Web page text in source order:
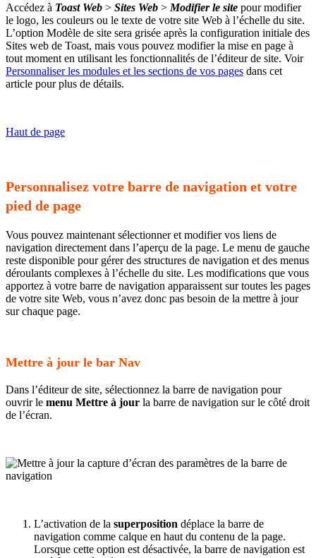
Accédez à Toast Web > Sites Web > Modifier le site pour modifier
le logo, les couleurs ou le texte de votre site Web à l’échelle du site.
L’option Modèle de site sera grisée après la configuration initiale des
Sites web de Toast, mais vous pouvez modifier la mise en page à
tout moment en utilisant les fonctionnalités de l’éditeur de site. Voir
Personnaliser les modules et les sections de vos pages dans cet
article pour plus de détails.
Haut de page
Personnalisez votre barre de navigation et votre
pied de page
Vous pouvez maintenant sélectionner et modifier vos liens de
navigation directement dans l’aperçu de la page. Le menu de gauche
reste disponible pour gérer des structures de navigation et des menus
déroulants complexes à l’échelle du site. Les modifications que vous
apportez à votre barre de navigation apparaissent sur toutes les pages
de votre site Web, vous n’avez donc pas besoin de la mettre à jour
sur chaque page.
Mettre à jour le bar Nav
Dans l’éditeur de site, sélectionnez la barre de navigation pour
ouvrir le menu Mettre à jour la barre de navigation sur le côté droit
de l’écran.
L’activation de la superposition déplace la barre de
navigation comme calque en haut du contenu de la page.
Lorsque cette option est désactivée, la barre de navigation est